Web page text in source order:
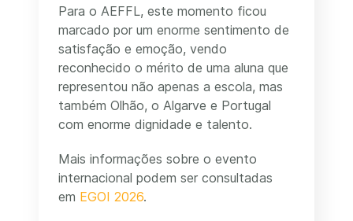
Para o AEFFL, este momento ficou
marcado por um enorme sentimento de
satisfação e emoção, vendo
reconhecido o mérito de uma aluna que
representou não apenas a escola, mas
também Olhão, o Algarve e Portugal
com enorme dignidade e talento.
Mais informações sobre o evento
internacional podem ser consultadas
em EGOI 2026.